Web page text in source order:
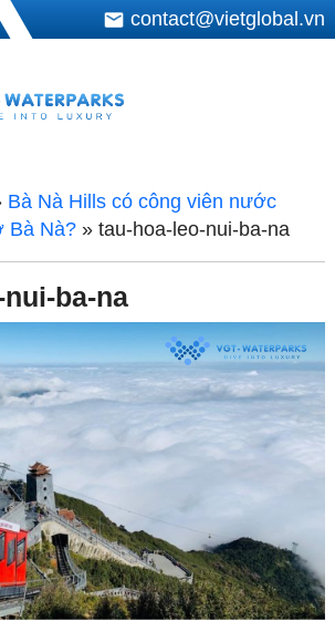
contact@vietglobal.vn
Bà Nà Hills có công viên nước
Bà Nà?» tau-hoa-leo-nui-ba-na
ba-na